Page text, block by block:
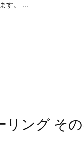
ます。 ...
リング そ